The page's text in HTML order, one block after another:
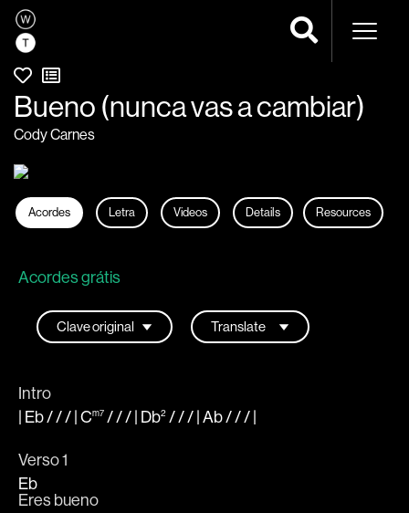
Bueno (nunca vas a cambiar)
Cody Carnes
Acordes Letra Videos Details Resources
Acordes grátis
Intro
Eb/ / / | Cm7 / / / | Db2 / / / | Ab/ / /
Verso 1
Eb
Eres bueno